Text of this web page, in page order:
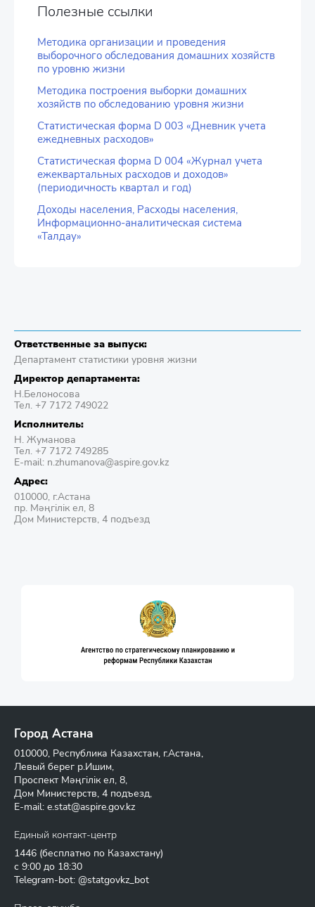
Полезные ссылки
Методика организации и проведения
выборочного обследования домашних хозяйств
по уровню жизни
Методика построения выборки домашних
хозяйств по обследованию уровня жизни
Статистическая форма D 003 «Дневник учета
ежедневных расходов»
Статистическая форма D 004 «Журнал учета
ежеквартальных расходов и доходов»
(периодичность квартал и год)
Доходы населения, Расходы населения,
Информационно-аналитическая система
«Талдау»
Ответственные за выпуск:
Департамент статистики уровня жизни
Директор департамента:
Н.Белоносова
Тел. +7 7172 749022
Исполнитель:
Н. Жуманова
Тел. +7 7172 749285
E-mail: n.zhumanova@aspire.gov.kz
Адрес:
010000, г.Астана
пр. Мәңгілік ел, 8
Дом Министерств, 4 подъезд
Город Астана
010000, Республика Казахстан, г.Астана,
Левый берег р.Ишим,
Проспект Мәңгілік ел, 8,
Дом Министерств, 4 подъезд,
E-mail: e.stat@aspire.gov.kz
Единый контакт-центр
1446 (бесплатно по Казахстану)
с 9:00 до 18:30
Telegram-bot: @statgovkz_bot